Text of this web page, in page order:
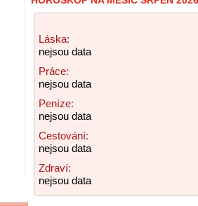
Láska:
nejsou data
Práce:
nejsou data
Peníze:
nejsou data
Cestování:
nejsou data
Zdraví:
nejsou data